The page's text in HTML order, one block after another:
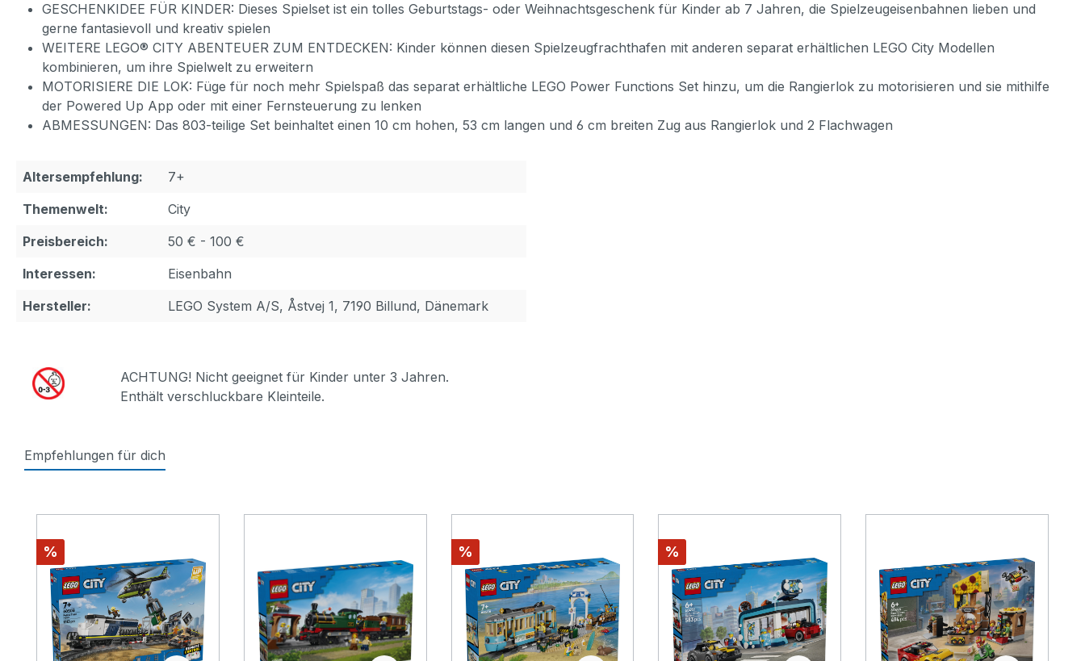
GESCHENKIDEE FÜR KINDER: Dieses Spielset ist ein tolles Geburtstags- oder Weihnachtsgeschenk für Kinder ab 7 Jahren, die Spielzeugeisenbahnen lieben und
gerne fantasievoll und kreativ spielen
WEITERE LEGO® CITY ABENTEUER ZUM ENTDECKEN: Kinder können diesen Spielzeugfrachthafen mit anderen separat erhältlichen LEGO City Modellen
kombinieren, um ihre Spielwelt zu erweitern
MOTORISIERE DIE LOK: Füge für noch mehr Spielspaß das separat erhältliche LEGO Power Functions Set hinzu, um die Rangierlok zu motorisieren und sie mithilfe
der Powered Up App oder mit einer Fernsteuerung zu lenken
ABMESSUNGEN: Das 803-teilige Set beinhaltet einen 10 cm hohen, 53 cm langen und 6 cm breiten Zug aus Rangierlok und 2 Flachwagen
Altersempfehlung:
7+
Themenwelt:
City
Preisbereich:
50 € - 100 €
Interessen:
Eisenbahn
Hersteller:
LEGO System A/S, Åstvej 1, 7190 Billund, Dänemark
ACHTUNG! Nicht geeignet für Kinder unter 3 Jahren.
Enthält verschluckbare Kleinteile.
Empfehlungen für dich
Rabatt
% Rabatt
% Rabatt
%